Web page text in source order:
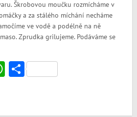
Škrobovou moučku rozmícháme v
a za stálého míchání necháme
ve vodě a podélně na ně
Zprudka grilujeme. Podáváme se
WhatsApp
Share